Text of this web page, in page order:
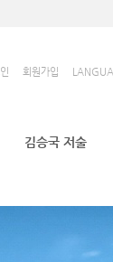
회원가입
김승국 저술